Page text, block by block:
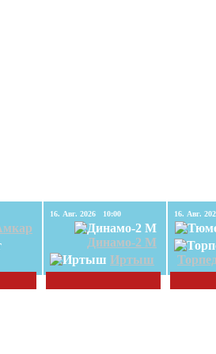
16. Авг. 2026 10:00
Динамо-2 М
Иртыш